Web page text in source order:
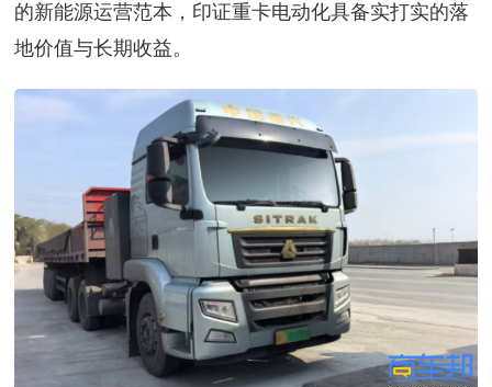
的新能源运营范本，印证重卡电动化具备实打实的落
地价值与长期收益。